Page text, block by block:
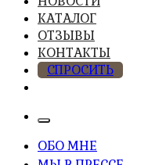
КАТАЛОГ
ОТЗЫВЫ
КОНТАКТЫ
СПРОСИТЬ
ОБО МНЕ